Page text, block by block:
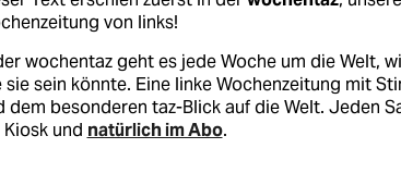
von links!
wochentaz geht es jede Woche um die Welt,
sie sein könnte. Eine linke Wochenzeitung mit
dem besonderen taz-Blick auf die Welt. Jeden
Kiosk und natürlich im Abo.